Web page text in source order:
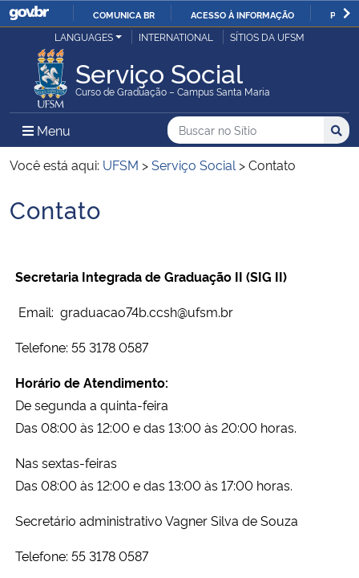
IR
O
COMUNICA BR ACESSO À INFORMAÇÃO
Ministério da Justiça e Segurança Pública
Ministério da Defesa
Ministério das Relações Exteriores
Ministério da Economia
Ministério da Agricultura, Pecuária e Abastecimento
Ministério da Saúde
Ministério de Minas e Energia
LANGUAGES INTERNATIONAL SÍTIOS DA UFSM
Serviço Social
Curso de Graduação – Campus Santa Maria
Menu Menu Principal do Sítio
Busca
Buscar no no Sítio
Busca:
Você está aqui: UFSM >Serviço Social >Contato
Início do conteúdo
Contato
Secretaria Integrada de Graduação II (SIG II)
Email: graduacao74b.ccsh@ufsm.br
Telefone: 55 3178 0587
Horário de Atendimento:
De segunda a quinta-feira
Das 08:00 às 12:00 e das13:00 às 20:00 horas.
Nas sextas-feiras
Das08:00 às 12:00 e das 13:00 às 17:00 horas.
Secretário administrativo Vagner Silva de Souza
Telefone: 55 3178 0587